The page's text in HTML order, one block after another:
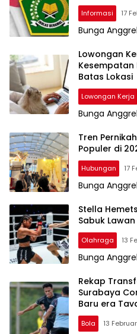
Informasi 17
Bunga
Lowongan
Kesempatan
Batas Lokasi
Lowongan Kerja
Bunga
Tren
Populer di
Hubungan 17
Bunga
Stella
Sabuk
Olahraga 13
Bunga
Rekap
Surabaya
Baru era
Bola 13